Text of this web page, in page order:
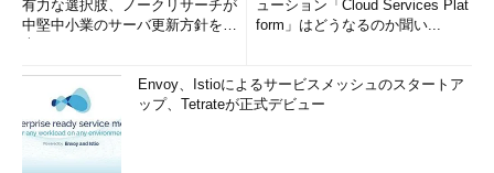
有力な選択肢、ノークリサーチが
中堅中小業のサーバ更新方針を調
ューション「Cloud Services Plat
form」はどうなるのか聞い...
Envoy、Istioによるサービスメッシュのスタートア
ップ、Tetrateが正式デビュー